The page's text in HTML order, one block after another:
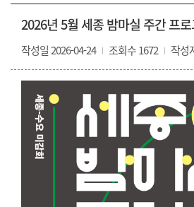
2026년 5월 세종 밤마실 주간 프
작성일 2026-04-24 조회수 1672 작성